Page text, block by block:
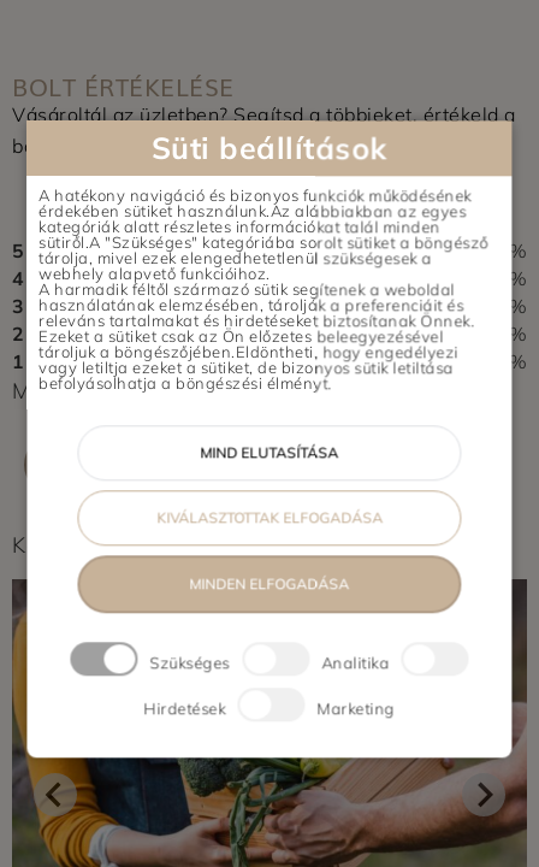
BOLT ÉRTÉKELÉSE
Vásároltál az üzletben? Segítsd a többieket, értékeld a
boltot és írj pár soros véleményt.
0,0
0 vélemény alapján
5
0%
4
0%
3
0%
2
0%
1
0%
Még nem érkezett értékelés. Légy Te az első!
ÉRTÉKELÉS ÍRÁSA
Képek feltöltés alatt...
Süti beállítások
A hatékony navigáció és bizonyos funkciók működésének
érdekében sütiket használunk.Az alábbiakban az egyes
kategóriák alatt részletes információkat talál minden
sütiről.A "Szükséges" kategóriába sorolt sütiket a böngésző
tárolja, mivel ezek elengedhetetlenül szükségesek a
webhely alapvető funkcióihoz.
A harmadik féltől származó sütik segítenek a weboldal
használatának elemzésében, tárolják a preferenciáit és
releváns tartalmakat és hirdetéseket biztosítanak Önnek.
Ezeket a sütiket csak az Ön előzetes beleegyezésével
tároljuk a böngészőjében.Eldöntheti, hogy engedélyezi
vagy letiltja ezeket a sütiket, de bizonyos sütik letiltása
befolyásolhatja a böngészési élményt.
MIND ELUTASÍTÁSA
KIVÁLASZTOTTAK ELFOGADÁSA
MINDEN ELFOGADÁSA
Szükséges Analitika
Hirdetések Marketing